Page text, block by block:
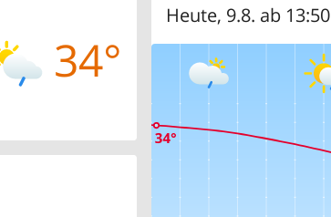
34°
Heute, 9.8. ab 13:50